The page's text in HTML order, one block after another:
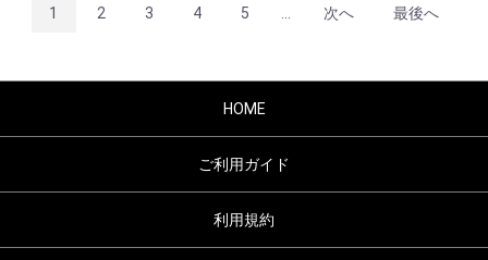
1 2 3 4 5 ... 次へ 最後へ
HOME
ご利用ガイド
利用規約